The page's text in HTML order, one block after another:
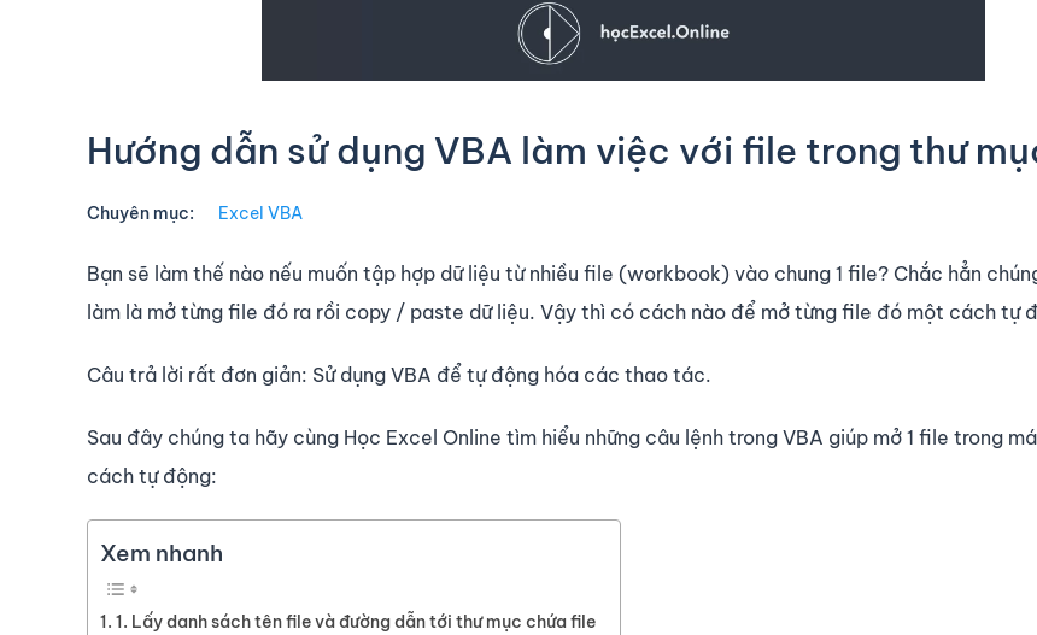
Hướng dẫn sử dụng VBA làm việc với file trong thư
Chuyên mục: Excel VBA
Bạn sẽ làm thế nào nếu muốn tập hợp dữ liệu từ nhiều file (workbook) vào chung 1 file? Chắc hẳn
làm là mở từng file đó ra rồi copy / paste dữ liệu. Vậy thì có cách nào để mở từng file đó một cách tự
Câu trả lời rất đơn giản: Sử dụng VBA để tự động hóa các thao tác.
Sau đây chúng ta hãy cùng Học Excel Online tìm hiểu những câu lệnh trong VBA giúp mở 1 file trong
cách tự động:
Xem nhanh
1. Lấy danh sách tên file và đường dẫn tới thư mục chứa file